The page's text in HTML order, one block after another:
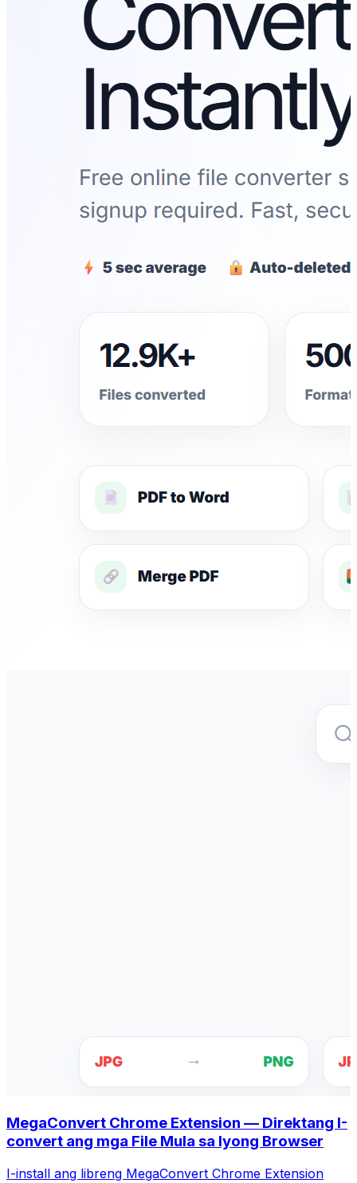
MegaConvert Chrome Extension — Direktang I-
convert ang mga File Mula sa Iyong Browser
I-install ang libreng MegaConvert Chrome Extension